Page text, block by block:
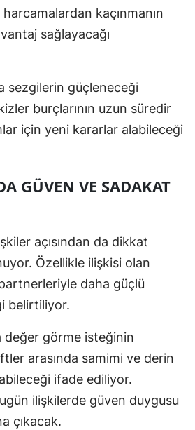
Aksaray
Bayburt
Bartın
Ardahan
Yalova
Karabük
Kilis
kaçınmanın
sağlayacağı
sezgilerin güçleneceği
burçlarının uzun süredir
için yeni kararlar alabileceği
GÜVEN VE SADAKAT
açısından da dikkat
Özellikle ilişkisi olan
daha güçlü
belirtiliyor.
değer görme isteğinin
arasında samimi ve derin
ifade ediliyor.
ilişkilerde güven duygusu
çıkacak.